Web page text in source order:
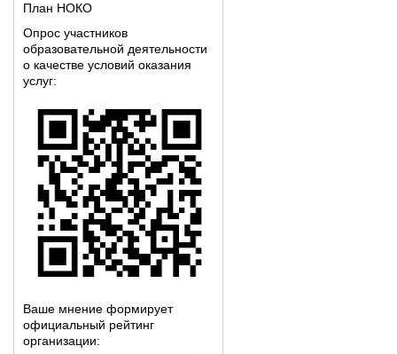
План НОКО
Опрос участников
образовательной деятельности
о качестве условий оказания
услуг:
Ваше мнение формирует
официальный рейтинг
организации: